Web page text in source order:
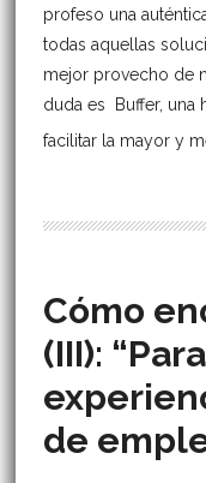
profeso una
todas aquellas
mejor provecho de
duda es Buffer, una
facilitar la mayor y
Cómo
(III):
de